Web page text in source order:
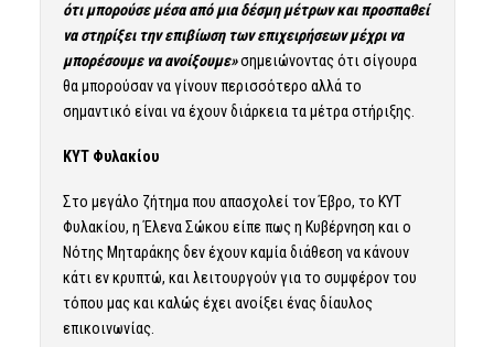
ότι μπορούσε μέσα από μια δέσμη μέτρων και προσπαθεί
να στηρίξει την επιβίωση των επιχειρήσεων μέχρι να
μπορέσουμε να ανοίξουμε»σημειώνοντας ότι σίγουρα
θα μπορούσαν να γίνουν περισσότερο αλλά το
σημαντικό είναι να έχουν διάρκεια τα μέτρα στήριξης.
ΚΥΤ Φυλακίου
Στο μεγάλο ζήτημα που απασχολεί τον Έβρο, το ΚΥΤ
Φυλακίου, η Έλενα Σώκου είπε πως η Κυβέρνηση και ο
Νότης Μηταράκης δεν έχουν καμία διάθεση να κάνουν
κάτι εν κρυπτώ, και λειτουργούν για το συμφέρον του
τόπου μας και καλώς έχει ανοίξει ένας δίαυλος
επικοινωνίας.